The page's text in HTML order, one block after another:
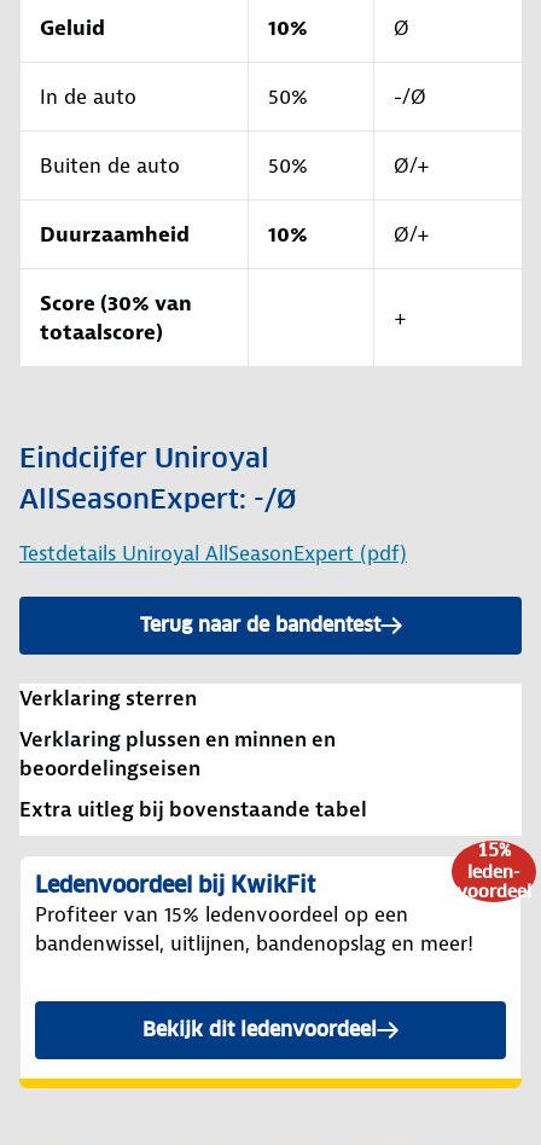
Geluid 10% Ø
In de auto 50% -/Ø
Buiten de auto 50% Ø/+
Duurzaamheid 10% Ø/+
Score (30% van
totaalscore)
+
Eindcijfer Uniroyal
AllSeasonExpert: -/Ø
Testdetails Uniroyal AllSeasonExpert (pdf)
Terug naar de bandentest
Verklaring sterren
Verklaring plussen en minnen en
beoordelingseisen
Extra uitleg bij bovenstaande tabel
15%
leden-
voordeel
Ledenvoordeel bij KwikFit
Profiteer van 15% ledenvoordeel op een
bandenwissel, uitlijnen, bandenopslag en meer!
Bekijk dit ledenvoordeel